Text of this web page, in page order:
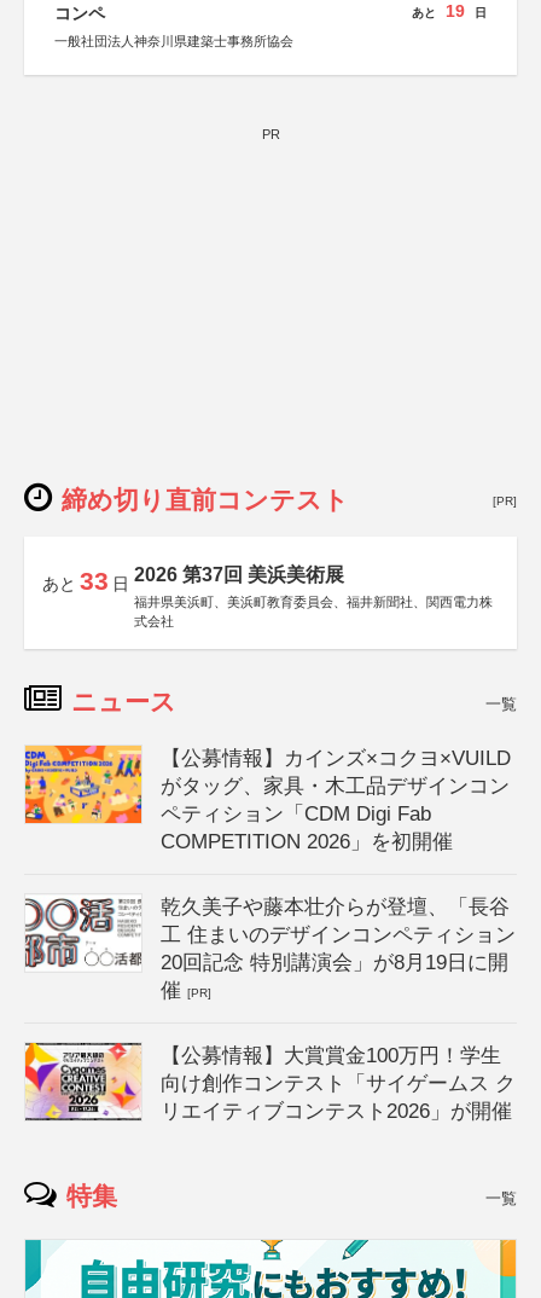
コンペ
一般社団法人神奈川県建築士事務所協会
あと 19 日
PR
締め切り直前コンテスト [PR]
あと 33 日 2026 第37回 美浜美術展
福井県美浜町、美浜町教育委員会、福井新聞社、関西電力株
式会社
ニュース 一覧
【公募情報】カインズ×コクヨ×VUILD
がタッグ、家具・木工品デザインコン
ペティション「CDM Digi Fab
COMPETITION 2026」を初開催
乾久美子や藤本壮介らが登壇、「長谷
工 住まいのデザインコンペティション
20回記念 特別講演会」が8月19日に開
催[PR]
【公募情報】大賞賞金100万円！学生
向け創作コンテスト「サイゲームス ク
リエイティブコンテスト2026」が開催
特集 一覧